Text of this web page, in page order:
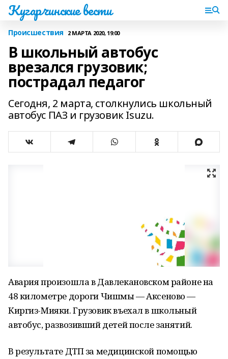
Кугарчинские вести
Происшествия 2 МАРТА 2020, 19:00
В школьный автобус
врезался грузовик;
пострадал педагог
Сегодня, 2 марта, столкнулись школьный
автобус ПАЗ и грузовик Isuzu.
Авария произошла в Давлекановском районе на
48 километре дороги Чишмы — Аксеново —
Киргиз-Мияки. Грузовик въехал в школьный
автобус, развозивший детей после занятий.
В результате ДТП за медицинской помощью